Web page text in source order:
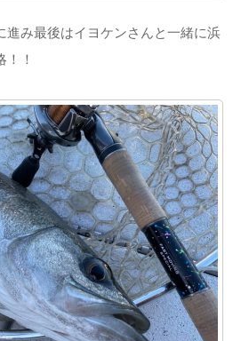
進み最後はイヨケンさんと一緒に浜
！